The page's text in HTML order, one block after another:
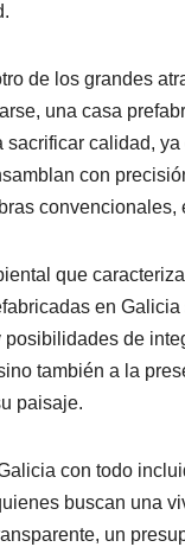
de los grandes
una casa
calidad,
con
que
en
de
también a la
paisaje.
con todo
buscan una
un